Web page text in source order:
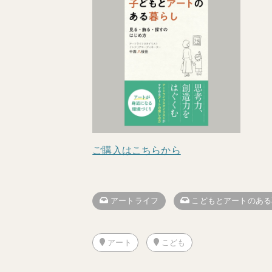
ご購入はこちらから
アートライフ こどもとアートのあ
アート こども